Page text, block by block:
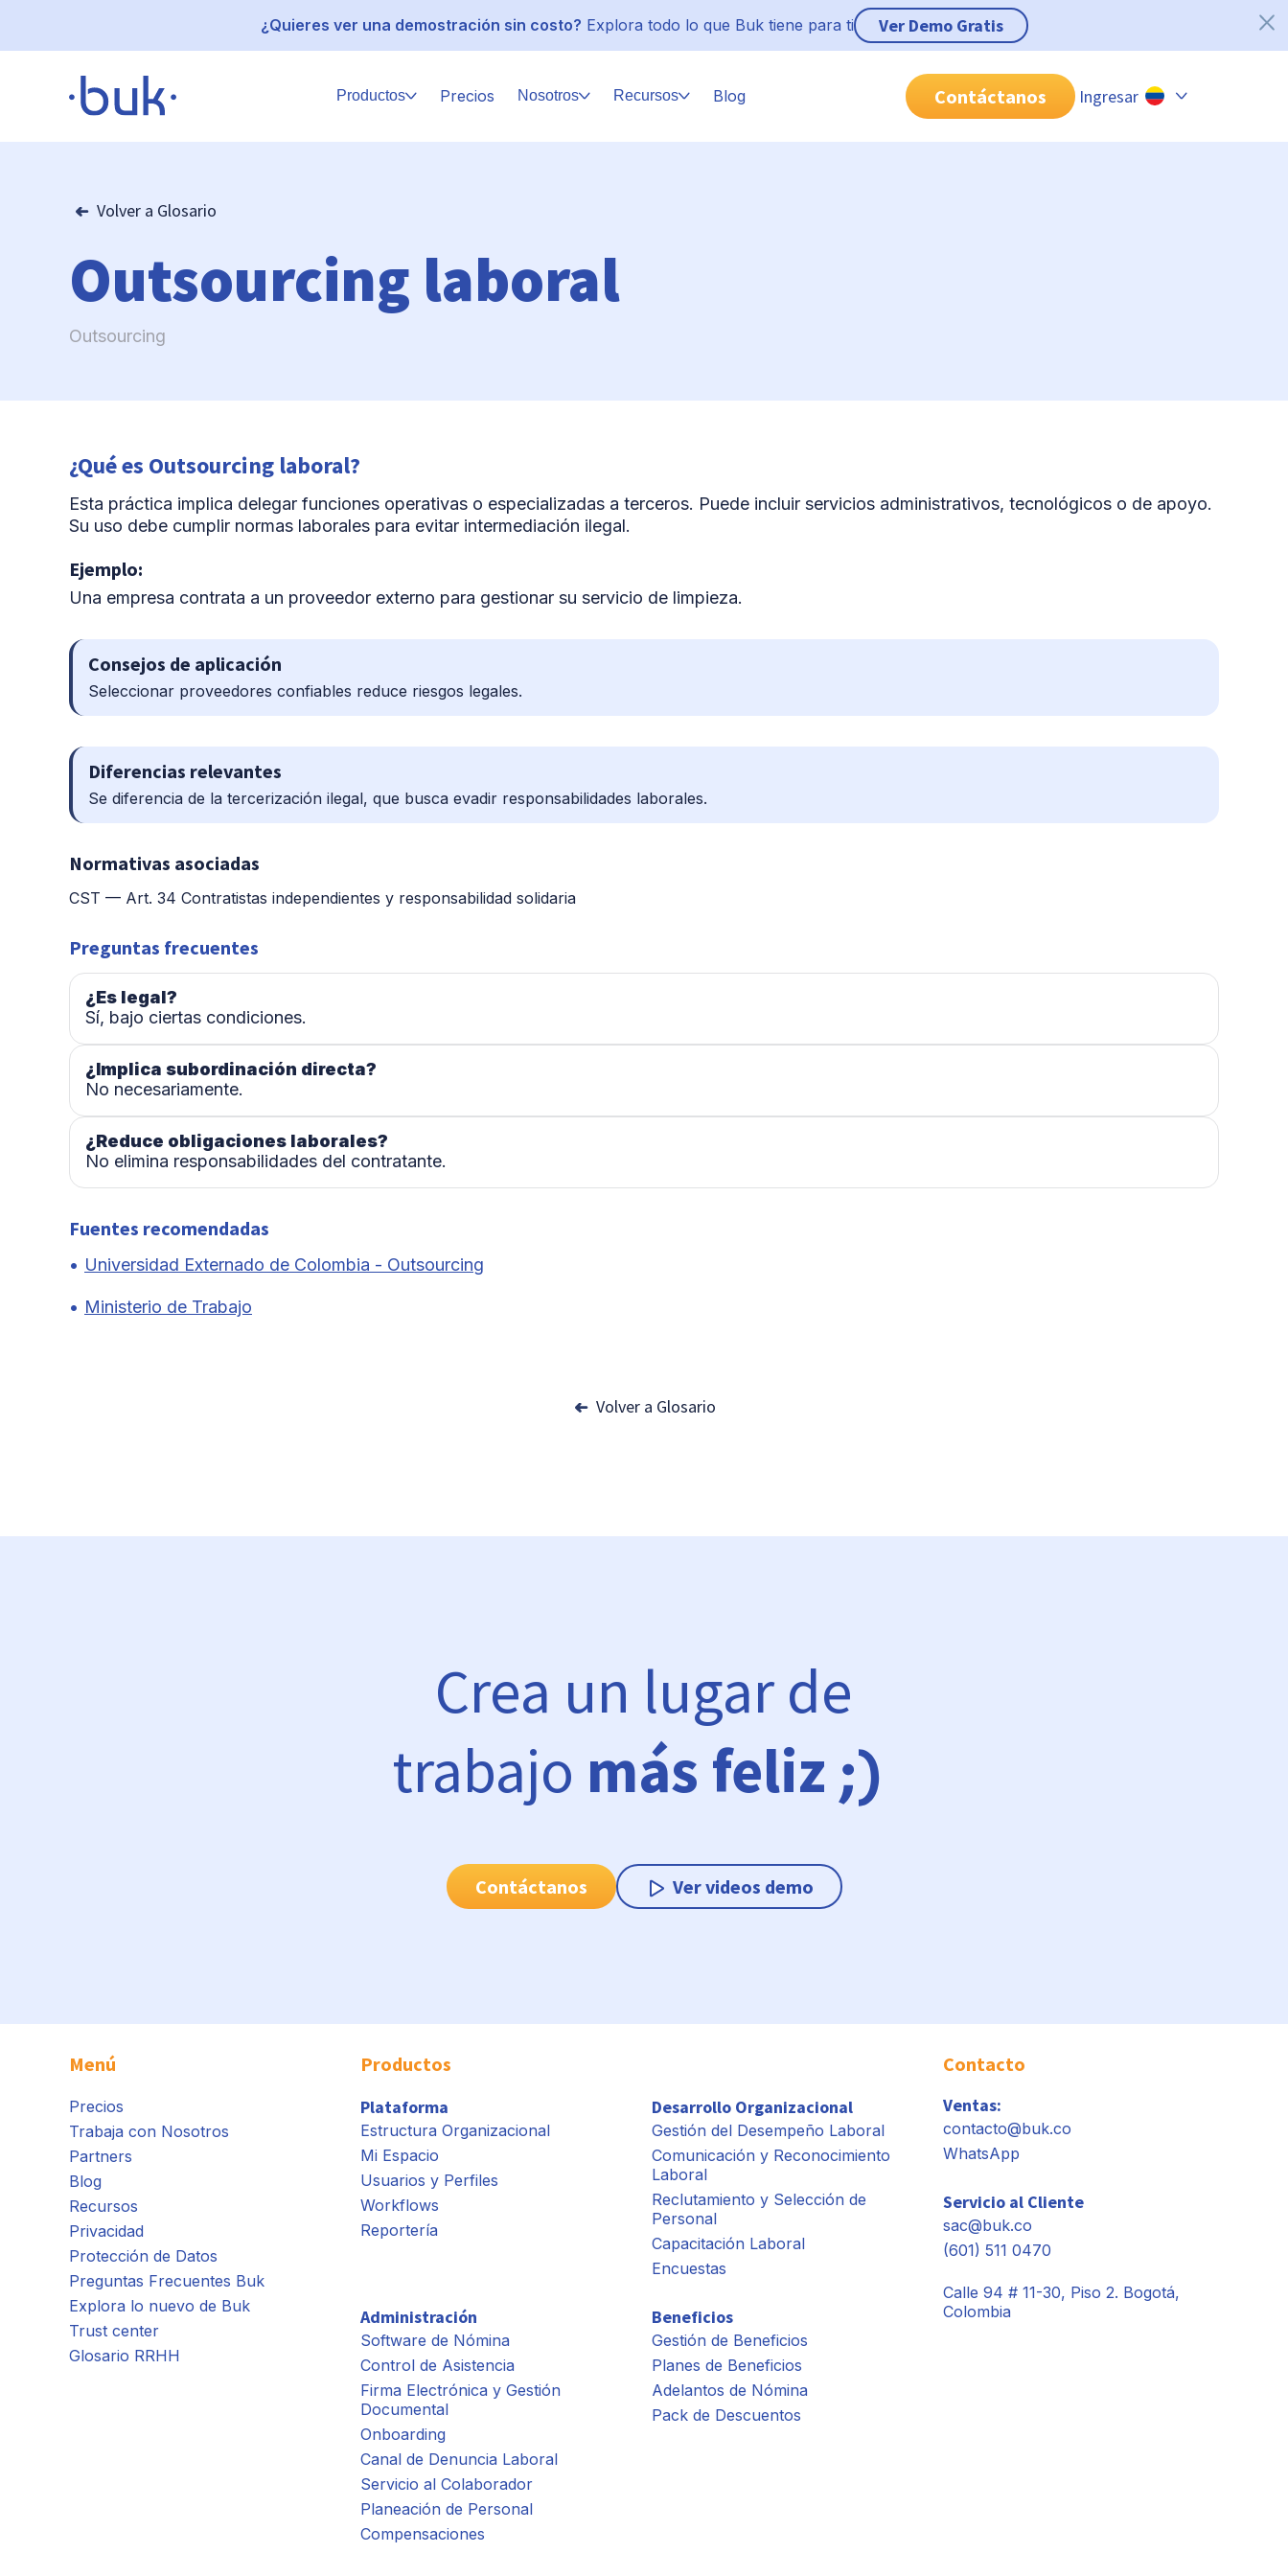
¿Quieres ver una demostración sin costo? Explora todo lo que Buk tiene para ti Ver Demo Gratis
Productos Precios Nosotros Recursos Blog Contáctanos Ingresar
Chile
Volver a Glosario
Outsourcing laboral
Outsourcing
¿Qué es Outsourcing laboral?
Esta práctica implica delegar funciones operativas o especializadas a terceros. Puede incluir servicios administrativos, tecnológicos o de apoyo.
Su uso debe cumplir normas laborales para evitar intermediación ilegal.
Ejemplo:
Una empresa contrata a un proveedor externo para gestionar su servicio de limpieza.
Consejos de aplicación
Seleccionar proveedores confiables reduce riesgos legales.
Diferencias relevantes
Se diferencia de la tercerización ilegal, que busca evadir responsabilidades laborales.
Normativas asociadas
CST — Art. 34 Contratistas independientes y responsabilidad solidaria
Preguntas frecuentes
¿Es legal?
Sí, bajo ciertas condiciones.
¿Implica subordinación directa?
No necesariamente.
¿Reduce obligaciones laborales?
No elimina responsabilidades del contratante.
Fuentes recomendadas
Universidad Externado de Colombia - Outsourcing
Ministerio de Trabajo
Volver a Glosario
Crea un lugar de
trabajo más feliz
Contáctanos Ver videos demo
Menú
Precios
Trabaja con Nosotros
Partners
Blog
Recursos
Privacidad
Protección de Datos
Preguntas Frecuentes Buk
Explora lo nuevo de Buk
Trust center
Glosario RRHH
Productos
Plataforma
Estructura Organizacional
Mi Espacio
Usuarios y Perfiles
Workflows
Reportería
Desarrollo Organizacional
Gestión del Desempeño Laboral
Comunicación y Reconocimiento
Laboral
Reclutamiento y Selección de
Personal
Capacitación Laboral
Encuestas
Administración
Software de Nómina
Control de Asistencia
Firma Electrónica y Gestión
Documental
Onboarding
Canal de Denuncia Laboral
Servicio al Colaborador
Planeación de Personal
Compensaciones
Beneficios
Gestión de Beneficios
Planes de Beneficios
Adelantos de Nómina
Pack de Descuentos
Contacto
Ventas:
contacto@buk.co
WhatsApp
Servicio al Cliente
sac@buk.co
(601) 511 0470
Calle 94 # 11-30, Piso 2. Bogotá,
Colombia